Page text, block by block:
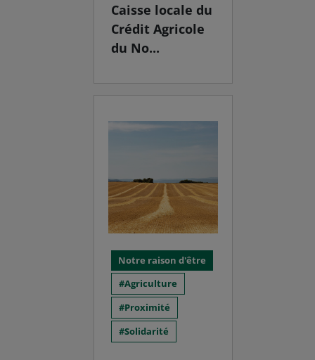
Caisse locale du
Crédit Agricole
du No...
Notre raison d'être
Agriculture
Proximité
Solidarité